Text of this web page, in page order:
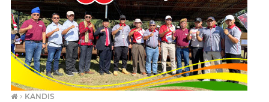
› KANDIS